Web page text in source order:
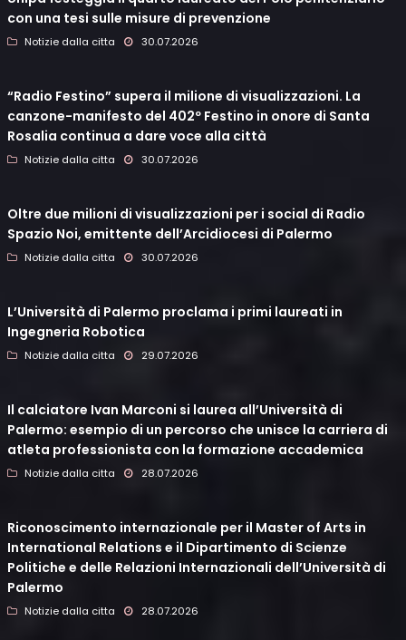
con una tesi sulle misure di prevenzione
Notizie dalla citta 30.07.2026
“Radio Festino” supera il milione di visualizzazioni. La
canzone-manifesto del 402º Festino in onore di Santa
Rosalia continua a dare voce alla città
Notizie dalla citta 30.07.2026
Oltre due milioni di visualizzazioni per i social di Radio
Spazio Noi, emittente dell’Arcidiocesi di Palermo
Notizie dalla citta 30.07.2026
L’Università di Palermo proclama i primi laureati in
Ingegneria Robotica
Notizie dalla citta 29.07.2026
Il calciatore Ivan Marconi si laurea all’Università di
Palermo: esempio di un percorso che unisce la carriera di
atleta professionista con la formazione accademica
Notizie dalla citta 28.07.2026
Riconoscimento internazionale per il Master of Arts in
International Relations e il Dipartimento di Scienze
Politiche e delle Relazioni Internazionali dell’Università di
Palermo
Notizie dalla citta 28.07.2026